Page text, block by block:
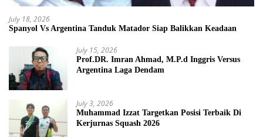
July 18, 2026
Spanyol Vs Argentina Tanduk Matador Siap Balikkan Keadaan
July 15, 2026
Prof.DR. Imran Ahmad, M.P.d Inggris Versus
Argentina Laga Dendam
July 3, 2026
Muhammad Izzat Targetkan Posisi Terbaik Di
Kerjurnas Squash 2026